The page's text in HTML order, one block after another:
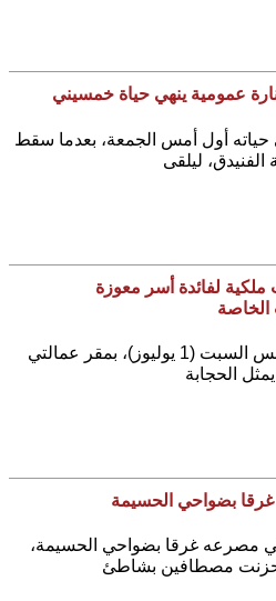
عمومية ينهي حياة خمسيني
أول أمس الجمعة، بعدما سقط
الفنيدق، ليلقى
لفائدة أسر معوزة
طنجاوي _ و.م.ع أشرف، أمس السبت (1 يوليوز)، بمقر عمالتي
الحجابة
بضواحي الحسيمة
غرقا بضواحي الحسيمة،
مصطافين بشاطئ